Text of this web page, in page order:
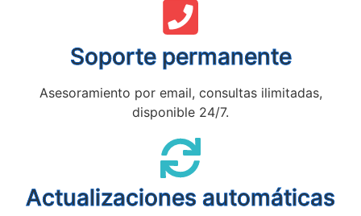
Soporte permanente
Asesoramiento por email, consultas ilimitadas,
disponible 24/7.
Actualizaciones automáticas